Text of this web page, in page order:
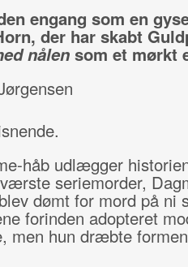
engang som en
der har skabt
nålensom et mørkt
håb udlægger
seriemorder,
dømt for mord på ni
forinden adopteret
men hun dræbte